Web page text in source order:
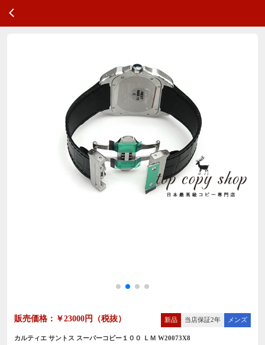
販売価格：￥23000円（税抜） 新品 当店保証2年 メンズ
カルティエ サントス スーパーコピー１００ ＬＭ W20073X8